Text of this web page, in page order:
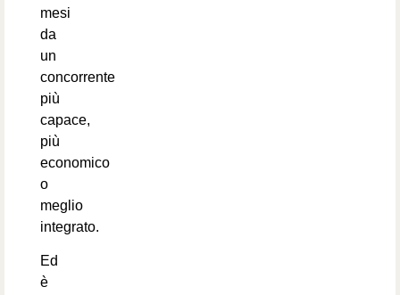
mesi
da
un
concorrente
più
capace,
più
economico
o
meglio
integrato.
Ed
è